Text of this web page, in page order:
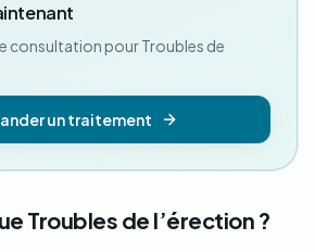
Troubles de l’érection ?
consultation pour Troubles de
un traitement